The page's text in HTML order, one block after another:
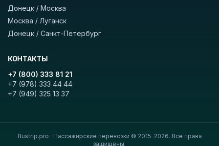
Как забронировать билет?
отправления и прибытия, дату выезда и
нажмите «Найти рейсы». В списке рейсов
время и место прибытия, время в пути и
цену. Кнопка «Детали рейса» покажет
полный путь. Выбрав рейс, нажмите
«Забронировать» и дождитесь звонка
Удачных поездок! С уважением, команда
Донецк / Москва
Москва / Луганск
Донецк / Санкт-Петербург
КОНТАКТЫ
+7 (800) 333 81 21
+7 (978) 333 44 44
+7 (949) 325 13 37
Bustrip.pro · Пассажирские перевозки © 2015–2026. Все права
защищены.